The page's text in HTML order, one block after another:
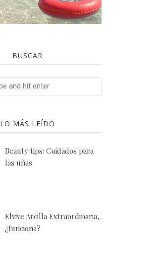
BUSCAR
LO MÁS LEÍDO
Beauty tips: Cuidados para
las uñas
Elvive Arcilla Extraordinaria,
¿funciona?